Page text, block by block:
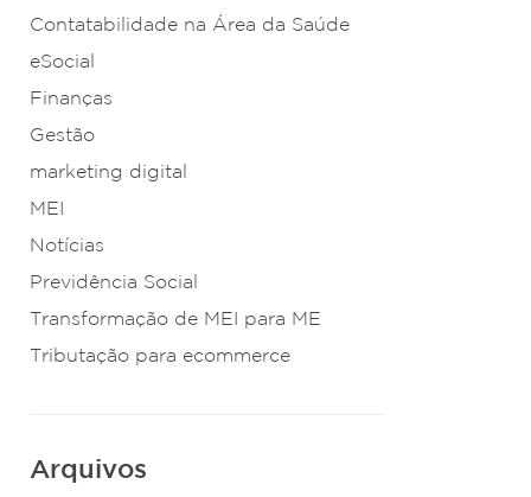
Contatabilidade na Área da Saúde
eSocial
Finanças
Gestão
marketing digital
MEI
Notícias
Previdência Social
Transformação de MEI para ME
Tributação para ecommerce
Arquivos